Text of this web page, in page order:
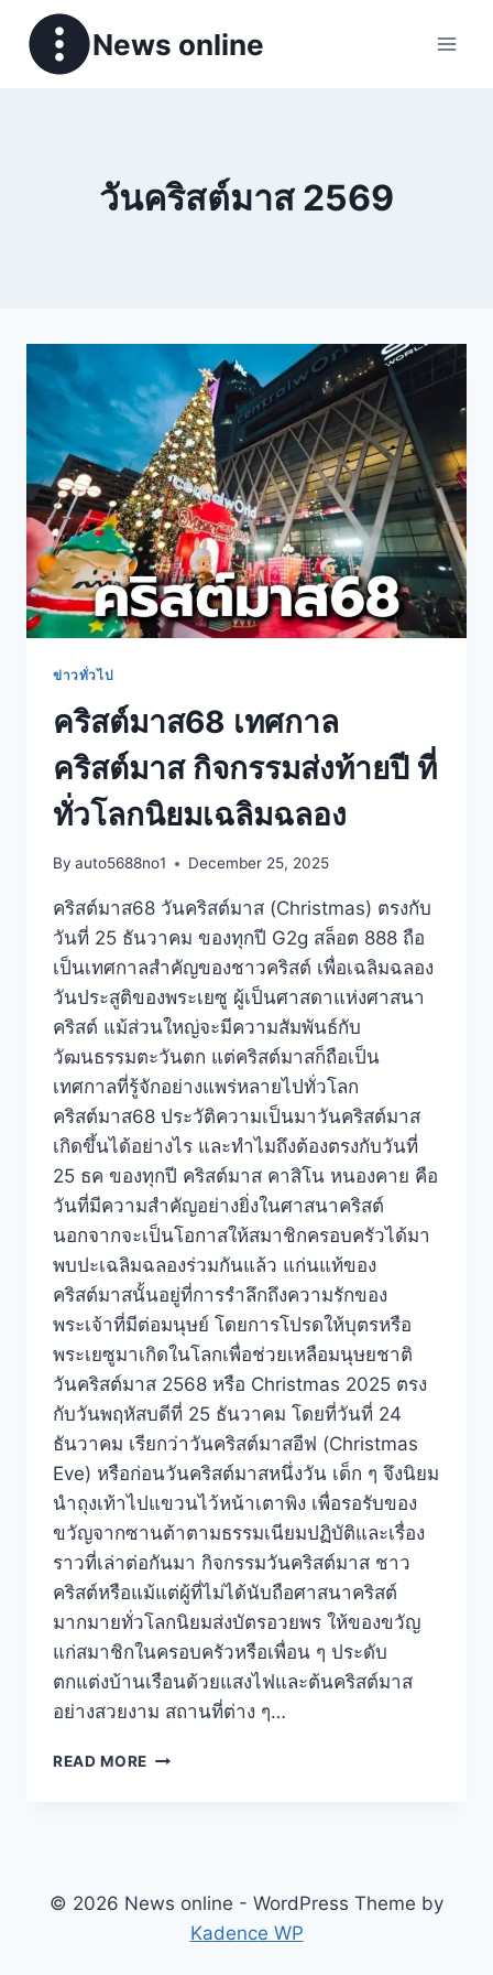
News online
วันคริสต์มาส 2569
ข่าวทั่วไป
คริสต์มาส68 เทศกาล
คริสต์มาส กิจกรรมส่งท้ายปี ที่
ทั่วโลกนิยมเฉลิมฉลอง
By auto5688no1 December 25, 2025
คริสต์มาส68 วันคริสต์มาส (Christmas) ตรงกับ
วันที่ 25 ธันวาคม ของทุกปี G2g สล็อต 888 ถือ
เป็นเทศกาลสำคัญของชาวคริสต์ เพื่อเฉลิมฉลอง
วันประสูติของพระเยซู ผู้เป็นศาสดาแห่งศาสนา
คริสต์ แม้ส่วนใหญ่จะมีความสัมพันธ์กับ
วัฒนธรรมตะวันตก แต่คริสต์มาสก็ถือเป็น
เทศกาลที่รู้จักอย่างแพร่หลายไปทั่วโลก
คริสต์มาส68 ประวัติความเป็นมาวันคริสต์มาส
เกิดขึ้นได้อย่างไร และทำไมถึงต้องตรงกับวันที่
25 ธค ของทุกปี คริสต์มาส คาสิโน หนองคาย คือ
วันที่มีความสำคัญอย่างยิ่งในศาสนาคริสต์
นอกจากจะเป็นโอกาสให้สมาชิกครอบครัวได้มา
พบปะเฉลิมฉลองร่วมกันแล้ว แก่นแท้ของ
คริสต์มาสนั้นอยู่ที่การรำลึกถึงความรักของ
พระเจ้าที่มีต่อมนุษย์ โดยการโปรดให้บุตรหรือ
พระเยซูมาเกิดในโลกเพื่อช่วยเหลือมนุษยชาติ
วันคริสต์มาส 2568 หรือ Christmas 2025 ตรง
กับวันพฤหัสบดีที่ 25 ธันวาคม โดยที่วันที่ 24
ธันวาคม เรียกว่าวันคริสต์มาสอีฟ (Christmas
Eve) หรือก่อนวันคริสต์มาสหนึ่งวัน เด็ก ๆ จึงนิยม
นำถุงเท้าไปแขวนไว้หน้าเตาพิง เพื่อรอรับของ
ขวัญจากซานต้าตามธรรมเนียมปฏิบัติและเรื่อง
ราวที่เล่าต่อกันมา กิจกรรมวันคริสต์มาส ชาว
คริสต์หรือแม้แต่ผู้ที่ไม่ได้นับถือศาสนาคริสต์
มากมายทั่วโลกนิยมส่งบัตรอวยพร ให้ของขวัญ
แก่สมาชิกในครอบครัวหรือเพื่อน ๆ ประดับ
ตกแต่งบ้านเรือนด้วยแสงไฟและต้นคริสต์มาส
อย่างสวยงาม สถานที่ต่าง ๆ…
READ MORE
© 2026 News online - WordPress Theme by
Kadence WP